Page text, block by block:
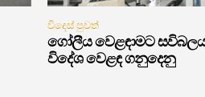
විදෙස් පුවත්
ගෝලීය වෙළඳාමට
විදේශ වෙළඳ ගනුදෙනු